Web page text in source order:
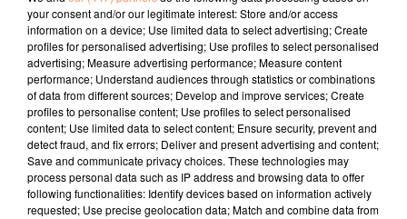
JENNIFER LOPEZ,
DAVID GUETTA
Save Me Tonight
CHARLOTTE CARDIN
The Way We Touch
SUPERFUNK
Lucky Star
l'horoscope
your consent and/or our legitimate interest: Store and/or access
information on a device; Use limited data to select advertising; Create
profiles for personalised advertising; Use profiles to select personalised
advertising; Measure advertising performance; Measure content
performance; Understand audiences through statistics or combinations
of data from different sources; Develop and improve services; Create
profiles to personalise content; Use profiles to select personalised
content; Use limited data to select content; Ensure security, prevent and
detect fraud, and fix errors; Deliver and present advertising and content;
Save and communicate privacy choices. These technologies may
process personal data such as IP address and browsing data to offer
following functionalities: Identify devices based on information actively
requested; Use precise geolocation data; Match and combine data from